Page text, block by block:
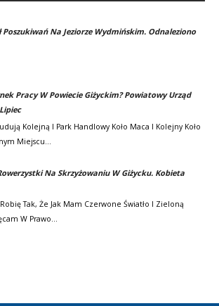
Poszukiwań Na Jeziorze Wydmińskim. Odnaleziono
Pracy W Powiecie Giżyckim? Powiatowy Urząd
Kolejną I Park Handlowy Koło Maca I Kolejny Koło
Miejscu…
Na Skrzyżowaniu W Giżycku. Kobieta
Tak, Że Jak Mam Czerwone Światło I Zieloną
W Prawo…